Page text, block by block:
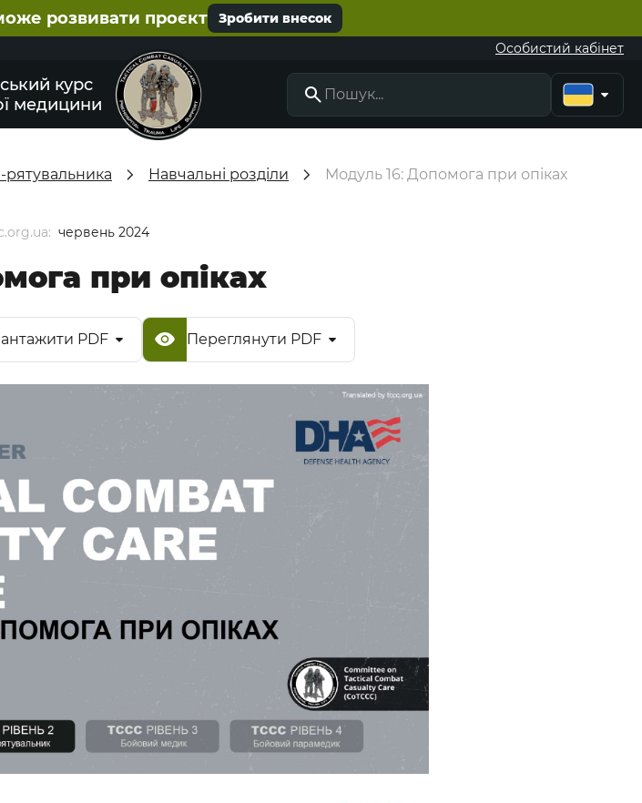
розвивати проєкт Зробити внесок
Особистий кабінет
курс
медицини
рятувальника Навчальні розділи Модуль 16: Допомога при опіках
червень 2024
при опіках
PDF Переглянути PDF